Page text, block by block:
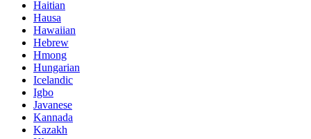
Haitian
Hausa
Hawaiian
Hebrew
Hmong
Hungarian
Icelandic
Igbo
Javanese
Kannada
Kazakh